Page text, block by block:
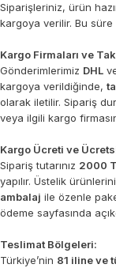
Siparişleriniz, ürün
kargoya verilir. Bu süre
Kargo Firmaları ve
Gönderimlerimiz DHL
kargoya verildiğinde,
olarak iletilir. Sipariş
veya ilgili kargo
Kargo Ücreti ve
Sipariş tutarınız 2000
yapılır. Üstelik
ambalaj ile özenle
ödeme sayfasında
Teslimat Bölgeleri:
Türkiye’nin 81 iline ve